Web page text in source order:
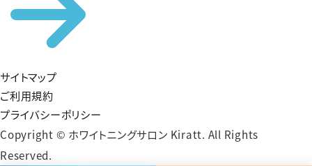
サイトマップ
ご利用規約
プライバシーポリシー
Copyright © ホワイトニングサロン Kiratt. All Rights
Reserved.